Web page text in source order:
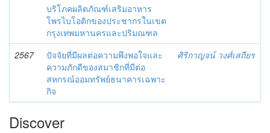
บริโภคผลิตภัณฑ์เสริมอาหาร
โพรไบโอติกของประชากรในเขต
กรุงเทพมหานครและปริมณฑล
2567
ปัจจัยที่มีผลต่อความพึงพอใจและ
ความภักดีของสมาชิกที่มีต่อ
สหกรณ์ออมทรัพย์ธนาคารเฉพาะ
กิจ
ศิริกาญจน์ วงศ์เสถียร
Discover